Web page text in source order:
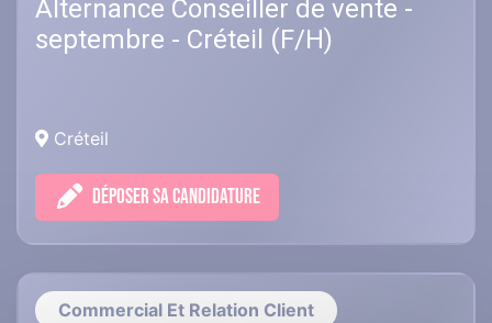
Alternance Conseiller de vente -
septembre - Créteil (F/H)
Créteil
DÉPOSER SA CANDIDATURE
Commercial Et Relation Client